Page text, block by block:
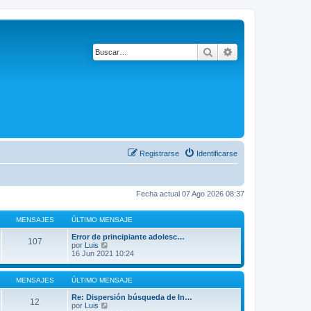
Buscar
Identificarse
Registrarse
Fecha actual 07 Ago 2026 08:37
MENSAJES ÚLTIMO MENSAJE
107
Error de principiante adolesc…
por Luis
e
ú
l
i
m
16 Jun 2021 10:24
MENSAJES ÚLTIMO MENSAJE
12
Re: Dispersión búsqueda de In…
por Luis